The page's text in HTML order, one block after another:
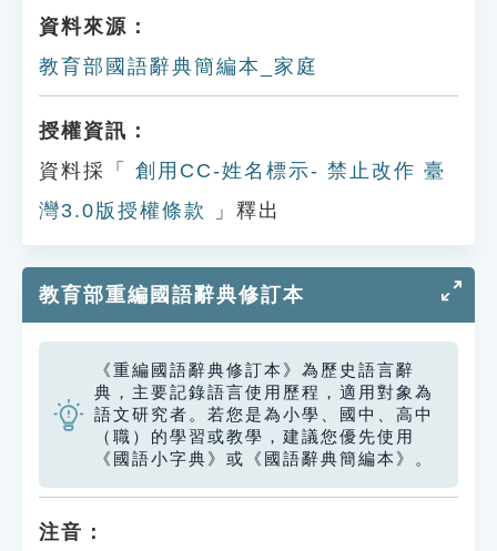
資料來源：
教育部國語辭典簡編本_家庭
授權資訊：
資料採「
創用CC-姓名標示- 禁止改作 臺
灣3.0版授權條款
」釋出
教育部重編國語辭典修訂本
《重編國語辭典修訂本》為歷史語言辭
典，主要記錄語言使用歷程，適用對象為
語文研究者。若您是為小學、國中、高中
（職）的學習或教學，建議您優先使用
《國語小字典》或《國語辭典簡編本》。
注音：